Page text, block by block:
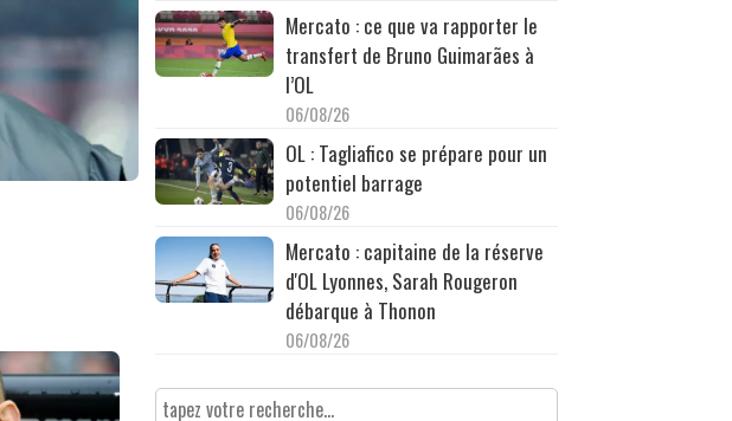
Mercato : ce que va rapporter le
transfert de Bruno Guimarães à
l’OL
06/08/26
OL : Tagliafico se prépare pour un
potentiel barrage
06/08/26
Mercato : capitaine de la réserve
d'OL Lyonnes, Sarah Rougeron
débarque à Thonon
06/08/26